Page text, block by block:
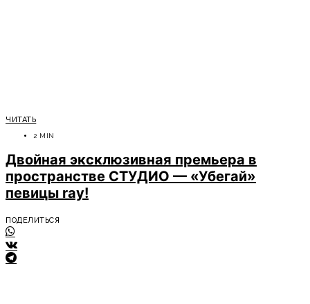
ЧИТАТЬ
2 MIN
Двойная эксклюзивная премьера в
пространстве СТУДИО — «Убегай»
певицы ray!
ПОДЕЛИТЬСЯ